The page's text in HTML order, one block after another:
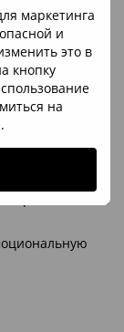
маркетинга
и
это в
кнопку
на
.
и
давление;
бороться со
равновесия и